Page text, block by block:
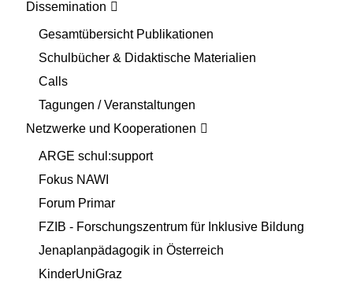
Dissemination
Gesamtübersicht Publikationen
Schulbücher & Didaktische Materialien
Calls
Tagungen / Veranstaltungen
Netzwerke und Kooperationen
ARGE schul:support
Fokus NAWI
Forum Primar
FZIB - Forschungszentrum für Inklusive Bildung
Jenaplanpädagogik in Österreich
KinderUniGraz